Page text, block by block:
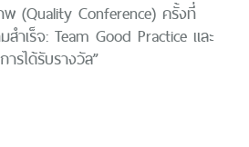
(Quality Conference) ครั้งที่
สำเร็จ: Team Good Practice และ
รได้รับรางวัล”